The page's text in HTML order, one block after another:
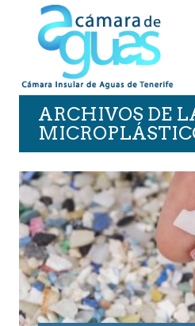
ARCHIVOS DE